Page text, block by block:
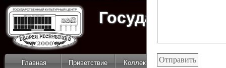
Главная Приветствие Коллективы Новости